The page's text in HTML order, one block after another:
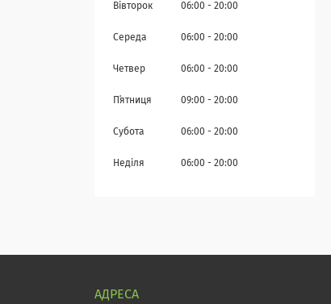
Вівторок 06:00 20:00
Середа 06:00 20:00
Четвер 06:00 20:00
Пʼятниця 09:00 20:00
Субота 06:00 20:00
Неділя 06:00 20:00